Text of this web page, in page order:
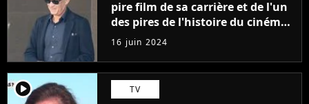
pire film de sa carrière et de l'un
des pires de l'histoire du cinéma :
"L'un des films les plus
médiocres jamais réalisés"
16 juin 2024
player2 TV